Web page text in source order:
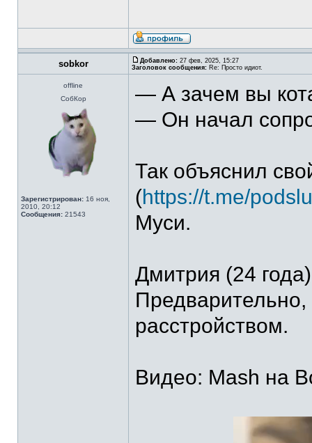
sobkor Добавлено: 27 фев, 2025, 15:27
Заголовок сообщения: Re: Просто идиот.
offline
СобКор
Зарегистрирован: 16 ноя,
2010, 20:12
Сообщения: 21543
— А зачем вы
— Он начал
Так объяснил
(https://t.me/
Муси.
Дмитрия (24
Предварительно,
расстройством.
Видео: Mash на